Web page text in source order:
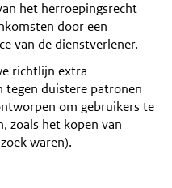
het herroepingsrecht
door een
van de dienstverlener.
richtlijn extra
tegen duistere patronen
om gebruikers te
zoals het kopen van
waren).